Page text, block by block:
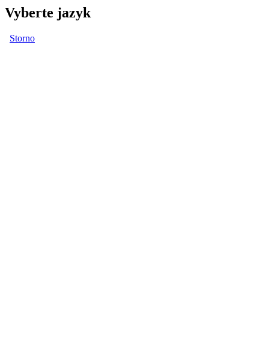
Vyberte jazyk
Storno